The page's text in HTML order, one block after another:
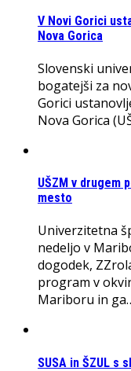
V Novi Gorici
Nova Gorica
Slovenski
bogatejši za
Gorici
Nova Gorica
UŠZM v drugem
mesto
Univerzitetna
nedeljo v
dogodek,
program v
Mariboru in
SUSA in ŠZUL s